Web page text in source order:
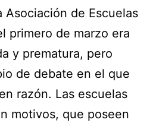
Asociación de Escuelas
primero de marzo era
y prematura, pero
de debate en el que
razón. Las escuelas
motivos, que poseen